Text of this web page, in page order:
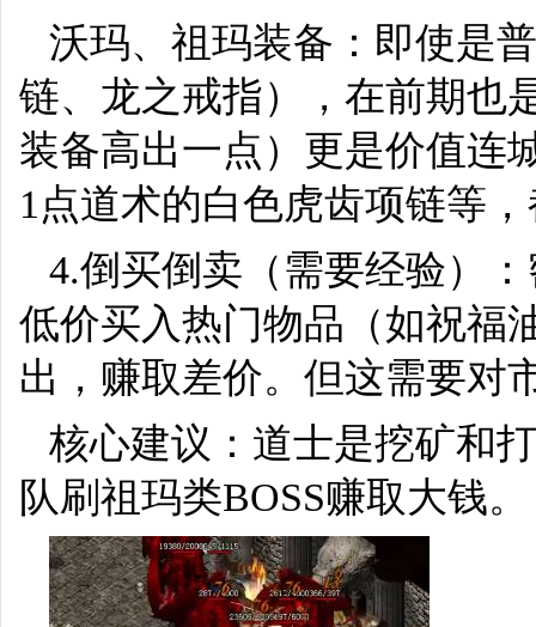
沃玛、祖玛装备：即使是
链、龙之戒指），在前期也
装备高出一点）更是价值连
1点道术的白色虎齿项链等
4.倒买倒卖（需要经验）
低价买入热门物品（如祝福
出，赚取差价。但这需要对
核心建议：道士是挖矿和
队刷祖玛类BOSS赚取大钱。